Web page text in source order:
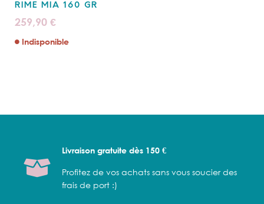
RIME MIA 160 GR
259,90 €
Indisponible
Livraison gratuite dès 150 €
Profitez de vos achats sans vous soucier des
frais de port :)